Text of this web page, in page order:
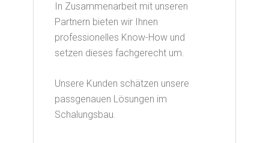
In Zusammenarbeit mit unseren
Partnern bieten wir Ihnen
professionelles Know-How und
setzen dieses fachgerecht um.
Unsere Kunden schätzen unsere
passgenauen Lösungen im
Schalungsbau.